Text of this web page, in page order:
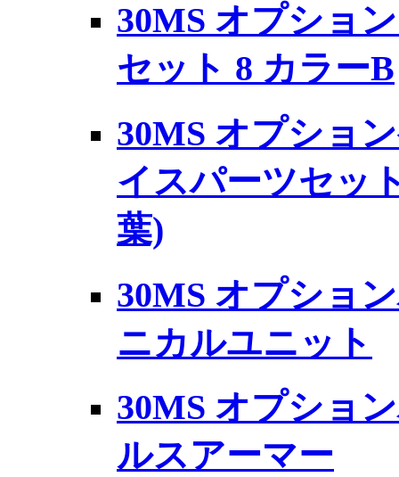
30MS オプショ
セット 8 カラーB
30MS オプショ
イスパーツセッ
葉)
30MS オプショ
ニカルユニット
30MS オプショ
ルスアーマー